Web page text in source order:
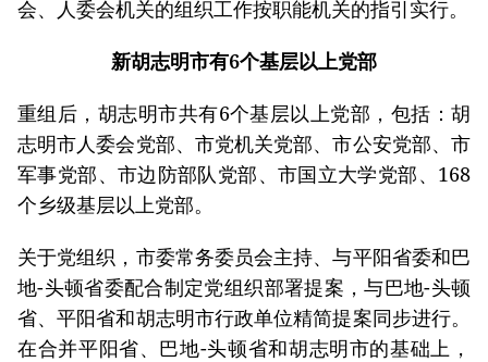
会、人委会机关的组织工作按职能机关的指引实行。
新胡志明市有6个基层以上党部
重组后，胡志明市共有6个基层以上党部，包括：胡
志明市人委会党部、市党机关党部、市公安党部、市
军事党部、市边防部队党部、市国立大学党部、168
个乡级基层以上党部。
关于党组织，市委常务委员会主持、与平阳省委和巴
地-头顿省委配合制定党组织部署提案，与巴地-头顿
省、平阳省和胡志明市行政单位精简提案同步进行。
在合并平阳省、巴地-头顿省和胡志明市的基础上，